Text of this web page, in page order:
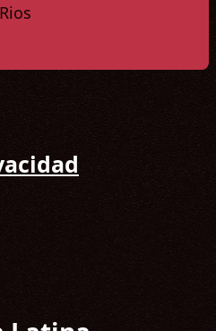
(Abre en una nueva